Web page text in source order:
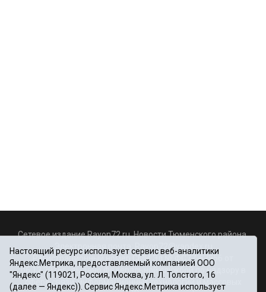
Сетевое издание Rayon72.ru. Новости Тюменского района.
Rayon72@yandex.ru
Регистрационный номер СМИ Эл № ФС77-67956 от
06.12.2016г., выдано Федеральной службой по надзору в
сфере связи, информационных технологий и массовых
Настоящий ресурс использует сервис веб-аналитики
Яндекс.Метрика, предоставляемый компанией ООО
"Яндекс" (119021, Россия, Москва, ул. Л. Толстого, 16
(далее — Яндекс)). Сервис Яндекс.Метрика использует